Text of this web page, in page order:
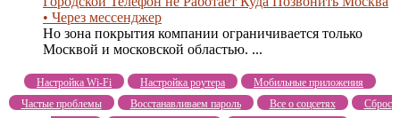
• Через мессенджер
Но зона покрытия компании ограничивается только
Москвой и московской областью. ...
Настройка Wi-Fi Настройка роутера
Мобильные приложения
Частые проблемы
Восстанавливаем пароль Все о соцсетях
Сброс